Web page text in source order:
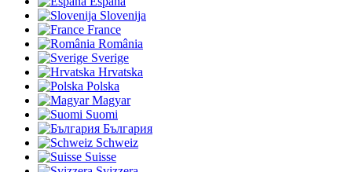
Slovenija
France
România
Sverige
Hrvatska
Polska
Magyar
Suomi
България
Schweiz
Suisse